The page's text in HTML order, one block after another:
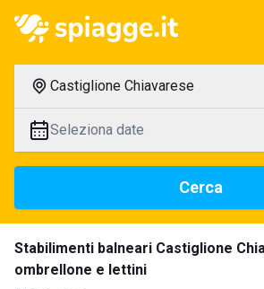
Castiglione Chiavarese
Seleziona date
Cerca
Stabilimenti balneari Castiglione
ombrellone e lettini